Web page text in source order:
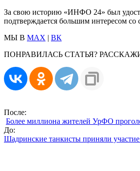
За свою историю «ИНФО 24» был
подтверждается большим интересом со
МЫ В MAX | ВК
ПОНРАВИЛАСЬ СТАТЬЯ?
После:
Более миллиона жителей УрФО
До:
Шадринские танкисты приняли